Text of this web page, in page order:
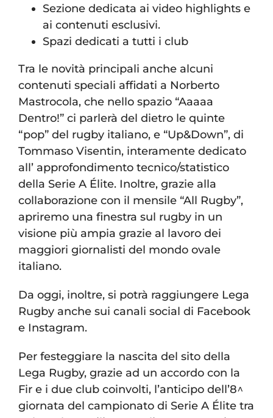
Sezione dedicata ai video highlights e
ai contenuti esclusivi.
Spazi dedicati a tutti i club
Tra le novità principali anche alcuni
contenuti speciali affidati a Norberto
Mastrocola, che nello spazio “Aaaaa
Dentro!” ci parlerà del dietro le quinte
“pop” del rugby italiano, e “Up&Down”, di
Tommaso Visentin, interamente dedicato
all’ approfondimento tecnico/statistico
della Serie A Élite. Inoltre, grazie alla
collaborazione con il mensile “All Rugby”,
apriremo una finestra sul rugby in un
visione più ampia grazie al lavoro dei
maggiori giornalisti del mondo ovale
italiano.
Da oggi, inoltre, si potrà raggiungere Lega
Rugby anche sui canali social di Facebook
e Instagram.
Per festeggiare la nascita del sito della
Lega Rugby, grazie ad un accordo con la
Fir e i due club coinvolti, l’anticipo dell’8^
giornata del campionato di Serie A Élite tra